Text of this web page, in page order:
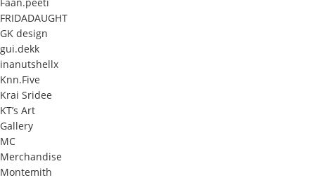
FRIDADAUGHT
GK design
gui.dekk
inanutshellx
Knn.Five
Krai Sridee
KT’s Art
Gallery
MC
Merchandise
Montemith